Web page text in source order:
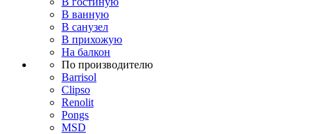
В ванную
В санузел
В прихожую
На балкон
По производителю
Barrisol
Clipso
Renolit
Pongs
MSD